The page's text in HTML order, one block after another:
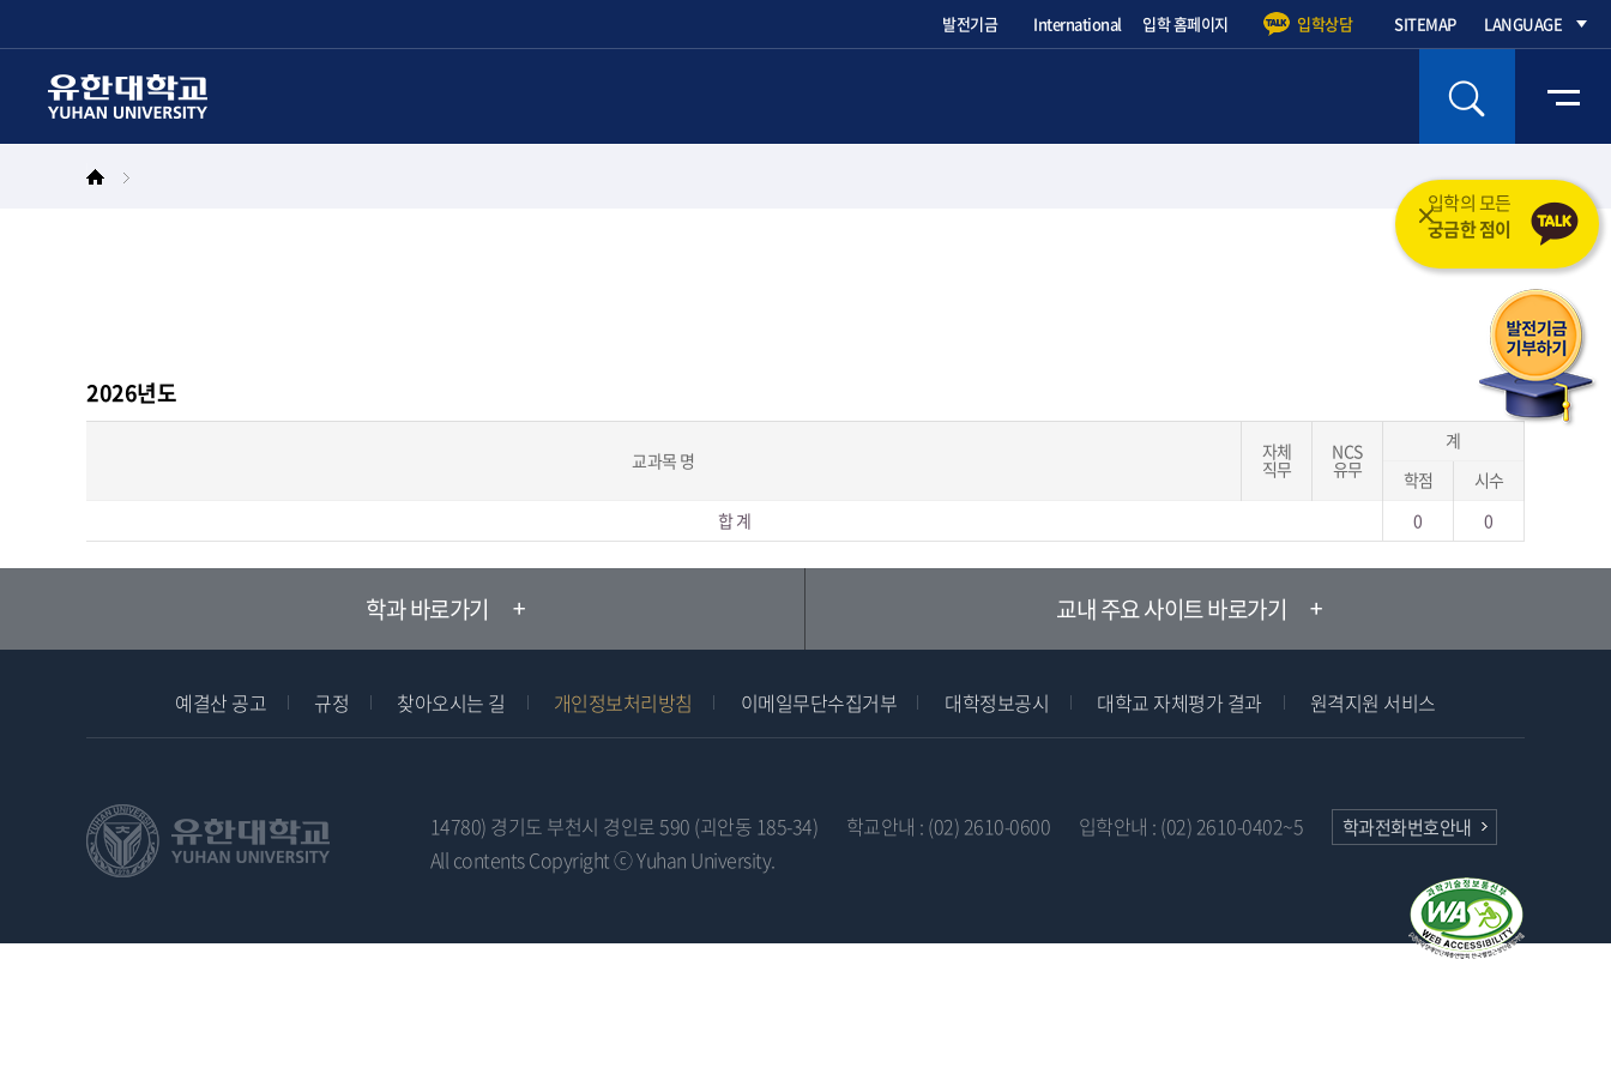
발전기금 International 입학 홈페이지 입학상담 SITEMAP LANGUAGE
입학의 모든 것을 도와드립니다.
궁금한 점이 무엇인가요?
2026년도
교과목 명 자체
직무
NCS
유무
계
학점
시수
합 계
0 0
학과 바로가기 교내 주요 사이트 바로가기
예결산 공고 규정 찾아오시는 길 개인정보처리방침 이메일무단수집거부 대학정보공시 대학교 자체평가 결과 원격지원 서비스
14780) 경기도 부천시 경인로 590 (괴안동 185-34) 학교안내 : (02) 2610-0600 입학안내 : (02) 2610-0402~5 학과전화번호안내
All contents Copyright ⓒ Yuhan University.